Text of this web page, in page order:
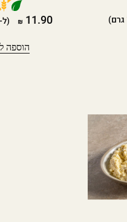
11.90 (ל-100 גרם)
הוספה